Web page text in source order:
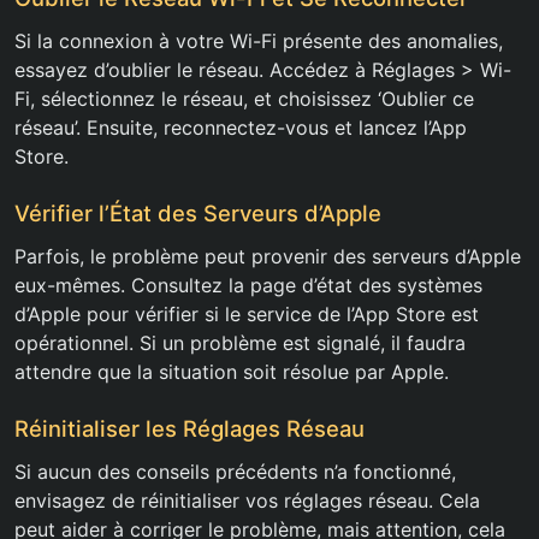
Si la connexion à votre Wi-Fi présente des anomalies,
essayez d’oublier le réseau. Accédez à Réglages > Wi-
Fi, sélectionnez le réseau, et choisissez ‘Oublier ce
réseau’. Ensuite, reconnectez-vous et lancez l’App
Store.
Vérifier l’État des Serveurs d’Apple
Parfois, le problème peut provenir des serveurs d’Apple
eux-mêmes. Consultez la page d’état des systèmes
d’Apple pour vérifier si le service de l’App Store est
opérationnel. Si un problème est signalé, il faudra
attendre que la situation soit résolue par Apple.
Réinitialiser les Réglages Réseau
Si aucun des conseils précédents n’a fonctionné,
envisagez de réinitialiser vos réglages réseau. Cela
peut aider à corriger le problème, mais attention, cela